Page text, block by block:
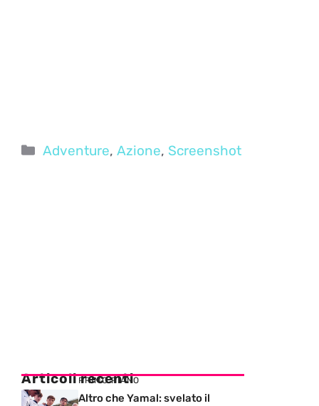
Categorie
Adventure,Azione, Screenshot
Articoli recenti
PRIMO PIANO
Altro che Yamal: svelato il